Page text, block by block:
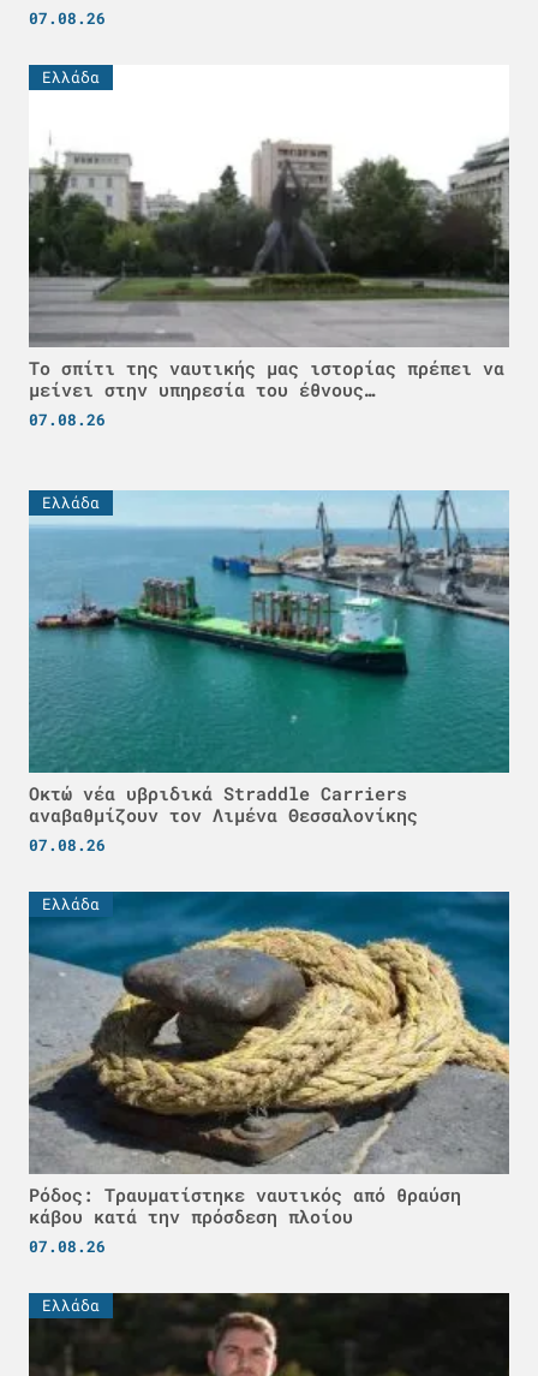
07.08.26
Ελλάδα
Το σπίτι της ναυτικής μας ιστορίας πρέπει να
μείνει στην υπηρεσία του έθνους…
07.08.26
Ελλάδα
Οκτώ νέα υβριδικά Straddle Carriers
αναβαθμίζουν τον Λιμένα Θεσσαλονίκης
07.08.26
Ελλάδα
Ρόδος: Τραυματίστηκε ναυτικός από θραύση
κάβου κατά την πρόσδεση πλοίου
07.08.26
Ελλάδα